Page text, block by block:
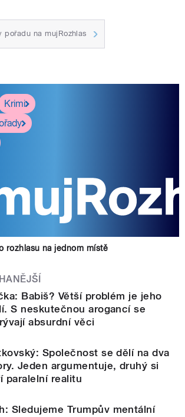
pořadu na mujRozhlas
Krimi
rozhlasu na jednom místě
Babiš? Větší problém je jeho
S neskutečnou arogancí se
absurdní věci
Společnost se dělí na dva
Jeden argumentuje, druhý si
paralelní realitu
Sledujeme Trumpův mentální